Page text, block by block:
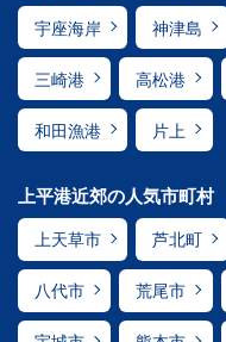
宇座海岸 神津島
三崎港 高松港
和田漁港 片上
上平港近郊の人気市町村
上天草市 芦北町
八代市 荒尾市